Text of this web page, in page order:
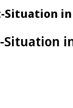
Situation